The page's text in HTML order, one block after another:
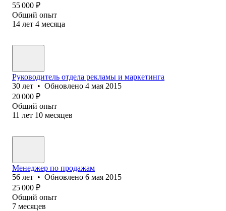
55 000 ₽
Общий опыт
14 лет 4 месяца
Руководитель отдела рекламы и маркетинга
30 лет • Обновлено 4 мая 2015
20 000 ₽
Общий опыт
11 лет 10 месяцев
Менеджер по продажам
56 лет • Обновлено 6 мая 2015
25 000 ₽
Общий опыт
7 месяцев